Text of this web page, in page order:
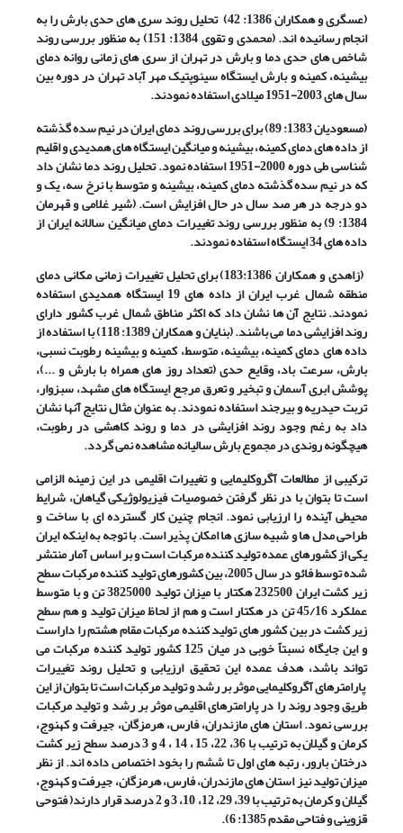
(عسگری و همکاران 1386: 42) تحلیل روند سری های حدی بارش را به
انجام رسانیده اند. (محمدی و تقوی 1384: 151) به منظور بررسی روند
شاخص های حدی دما و بارش در تهران از سری های زمانی روانه دمای
بیشینه، کمینه و بارش ایستگاه سینوپتیک مهر آباد تهران در دوره بین
سال های 2003-1951 میلادی استفاده نمودند.
(مسعودیان 1383: 89) برای بررسی روند دمای ایران در نیم سده گذشته
از داده های دمای کمینه، بیشینه و میانگین ایستگاه های همدیدی و اقلیم
شناسی طی دوره 2000-1951 استفاده نمود. تحلیل روند دما نشان داد
که در نیم سده گذشته دمای کمینه، بیشینه و متوسط با نرخ سه، یک و
دو درجه در هر صد سال در حال افزایش است. (شیر غلامی و قهرمان
1384: 9) به منظور بررسی روند تغییرات دمای میانگین سالانه ایران از
داده های 34 ایستگاه استفاده نمودند.
(زاهدی و همکاران 183:1386) برای تحلیل تغییرات زمانی مکانی دمای
منطقه شمال غرب ایران از داده های 19 ایستگاه همدیدی استفاده
نمودند. نتایج آن ها نشان داد که اکثر مناطق شمال غرب کشور دارای
روند افزایشی دما می باشند. (بنایان و همکاران 1389: 118) با استفاده از
داده های دمای کمینه، بیشینه، متوسط، کمینه و بیشینه رطوبت نسبی،
بارش، سرعت باد، وقایع حدی (تعداد روز های همراه با بارش و ...)،
پوشش ابری آسمان و تبخیر و تعرق مرجع ایستگاه های مشهد، سبزوار،
تربت حیدریه و بیرجند استفاده نمودند. به عنوان مثال نتایج آنها نشان
داد به رغم وجود روند افزایشی در دما و روند کاهشی در رطوبت،
هیچگونه روندی در مجموع بارش سالیانه مشاهده نمی گردد.
ترکیبی از مطالعات آگروکلیمایی و تغییرات اقلیمی در این زمینه الزامی
است تا بتوان با در نظر گرفتن خصوصیات فیزیولوژیکی گیاهان، شرایط
محیطی آینده را ارزیابی نمود. انجام چنین کار گسترده ای با ساخت و
طراحی مدل ها و شبیه سازی ها امکان پذیر است. با توجه به اینکه ایران
یکی از کشورهای عمده تولید کننده مرکبات است و بر اساس آمار منتشر
شده توسط فائو در سال 2005، بین کشورهای تولید کننده مرکبات سطح
زیر کشت ایران 232500 هکتار با میزان تولید 3825000 تن و با متوسط
عملکرد 45/16 تن در هکتار است و هم از لحاظ میزان تولید و هم سطح
زیر کشت در بین کشور های تولید کننده مرکبات مقام هشتم را داراست
و این جایگاه نسبتاً خوبی در میان 125 کشور تولید کننده مرکبات می
تواند باشد، هدف عمده این تحقیق ارزیابی و تحلیل روند تغییرات
پارامترهای آگروکلیمایی موثر بر رشد و تولید مرکبات است تا بتوان از این
طریق وجود روند را در پارامترهای اقلیمی موثر بر رشد و تولید مرکبات
بررسی نمود. استان های مازندران، فارس، هرمزگان، جیرفت و کهنوج،
کرمان و گیلان به ترتیب با 36، 22، 15 ، 14 ، 4 و 3 درصد سطح زیر کشت
درختان بارور، رتبه های اول تا ششم را بخود اختصاص داده اند. از نظر
میزان تولید نیز استان های مازندران، فارس، هرمزگان، جیرفت و کهنوج،
گیلان و کرمان به ترتیب با 39، 29، 12، 10، 3 و 2 درصد قرار دارند( فتوحی
قزوینی و فتاحی مقدم 1385: 6).